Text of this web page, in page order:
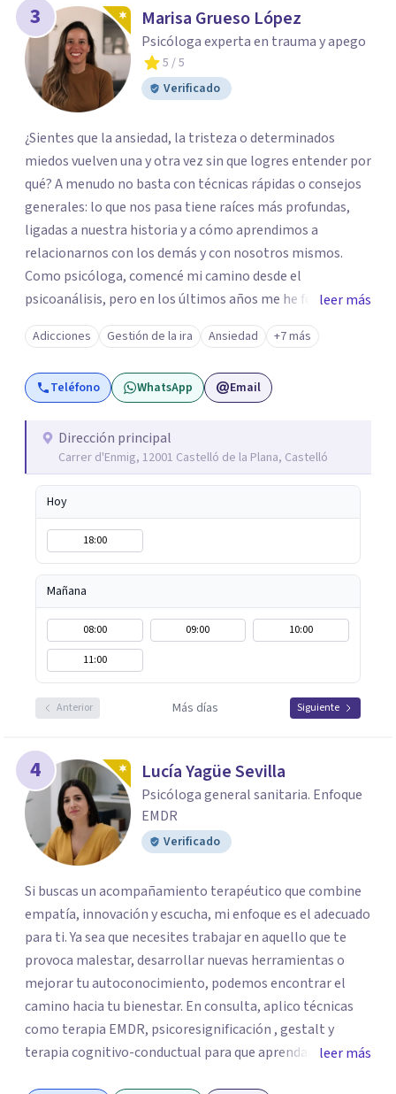
3 Marisa Grueso López
Psicóloga experta en trauma y apego
5 / 5
Verificado
¿Sientes que la ansiedad, la tristeza o determinados
miedos vuelven una y otra vez sin que logres entender por
qué? A menudo no basta con técnicas rápidas o consejos
generales: lo que nos pasa tiene raíces más profundas,
ligadas a nuestra historia y a cómo aprendimos a
relacionarnos con los demás y con nosotros mismos.
Como psicóloga, comencé mi camino desde el
psicoanálisis, pero en los últimos años me he formado en
psicoterapia integradora, especializándome en trauma y
apego. En terapia te acompaño a mirar de frente lo que
duele, para que puedas comprenderlo, procesarlo y dejar
de cargar con ello de la misma manera. No se trata de
estar bien y sentirte más libre en tu vida cotidiana
leer más
Adicciones Gestión de la ira Ansiedad +7 más
Teléfono WhatsApp Email
Dirección principal
Carrer d'Enmig, 12001 Castelló de la Plana, Castelló
Hoy
18:00
Mañana
08:00 09:00
10:00
11:00
Anterior Más días Siguiente
4 Lucía Yagüe Sevilla
Psicóloga general sanitaria. Enfoque
EMDR
Verificado
Si buscas un acompañamiento terapéutico que combine
empatía, innovación y escucha, mi enfoque es el adecuado
para ti. Ya sea que necesites trabajar en aquello que te
provoca malestar, desarrollar nuevas herramientas o
mejorar tu autoconocimiento, podemos encontrar el
camino hacia tu bienestar. En consulta, aplico técnicas
como terapia EMDR, psicoresignificación , gestalt y
terapia cognitivo-conductual para que aprendas aleer más